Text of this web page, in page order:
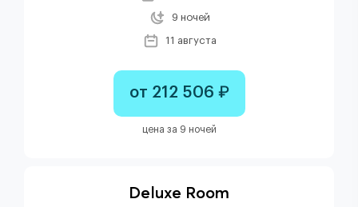
9 ночей
11 августа
от 212 506 ₽
цена за 9 ночей
Deluxe Room